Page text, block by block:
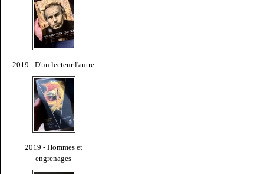
2019 - D'un lecteur l'autre
2019 - Hommes et
engrenages